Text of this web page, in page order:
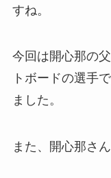
すね。
今回は開心那の
トボードの選手
ました。
また、開心那さ